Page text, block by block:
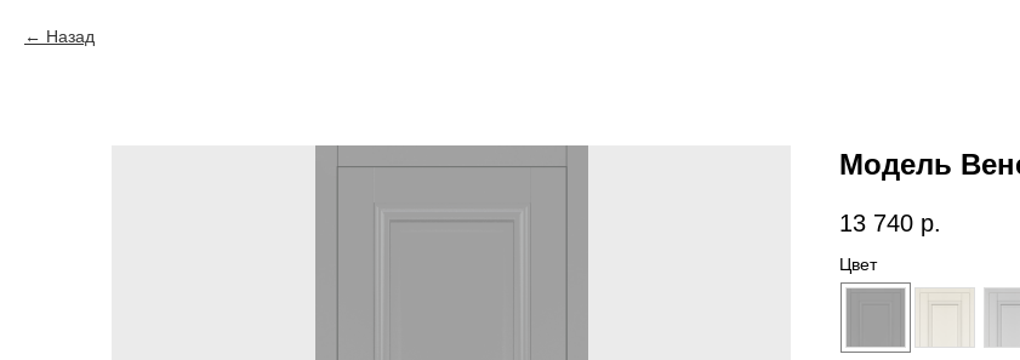
Назад
Модель
13 740 р.
Цвет